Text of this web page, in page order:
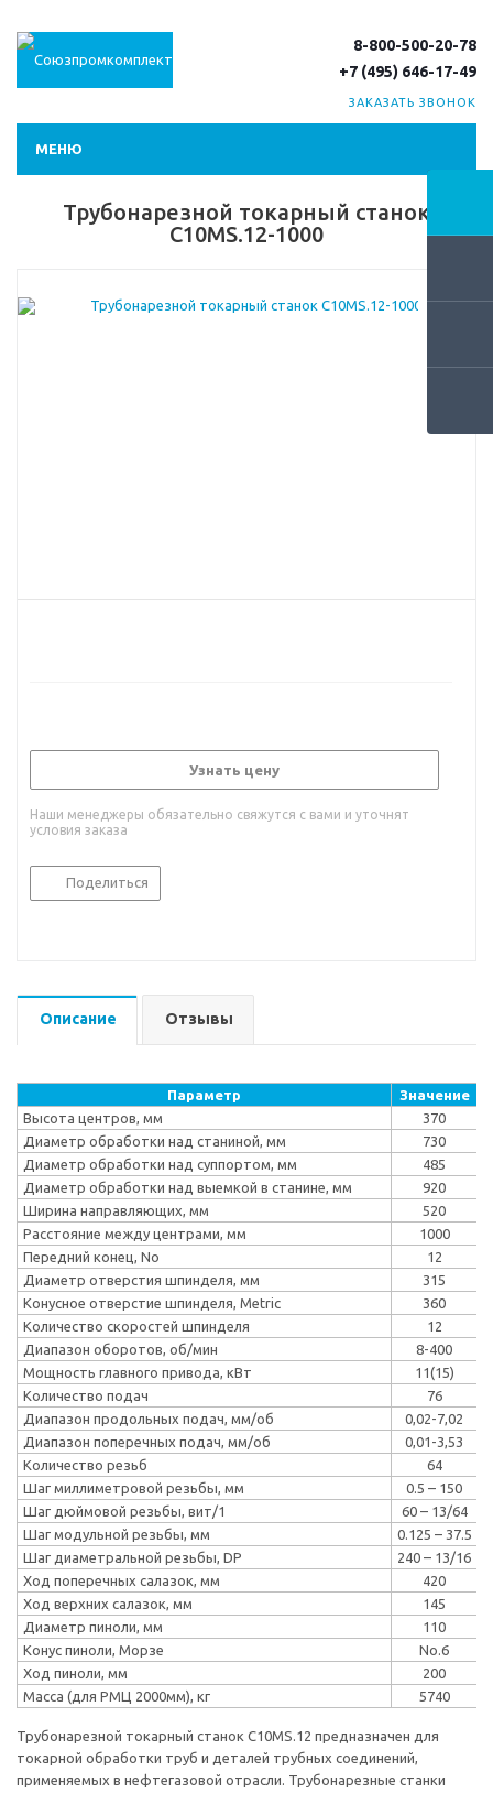
8-800-500-20-78
+7 (495) 646-17-49
ЗАКАЗАТЬ ЗВОНОК
МЕНЮ
Трубонарезной токарный станок
C10MS.12-1000
Узнать цену
Наши менеджеры обязательно свяжутся с вами и уточнят
условия заказа
Поделиться
Описание Отзывы
Параметр
Значение
Высота центров, мм
370
Диаметр обработки над станиной, мм
730
Диаметр обработки над суппортом, мм
485
Диаметр обработки над выемкой в станине, мм
920
Ширина направляющих, мм
520
Расстояние между центрами, мм
1000
Передний конец, No
12
Диаметр отверстия шпинделя, мм
315
Конусное отверстие шпинделя, Metric
360
Количество скоростей шпинделя
12
Диапазон оборотов, об/мин
8-400
Мощность главного привода, кВт
11(15)
Количество подач
76
Диапазон продольных подач, мм/об
0,02-7,02
Диапазон поперечных подач, мм/об
0,01-3,53
Количество резьб
64
Шаг миллиметровой резьбы, мм
0.5 – 150
Шаг дюймовой резьбы, вит/1
60 – 13/64
Шаг модульной резьбы, мм
0.125 – 37.5
Шаг диаметральной резьбы, DP
240 – 13/16
Ход поперечных салазок, мм
420
Ход верхних салазок, мм
145
Диаметр пиноли, мм
110
Конус пиноли, Морзе
No.6
Ход пиноли, мм
200
Масса (для РМЦ 2000мм), кг
5740
Трубонарезной токарный станок C10MS.12 предназначен для
токарной обработки труб и деталей трубных соединений,
применяемых в нефтегазовой отрасли. Трубонарезные станки